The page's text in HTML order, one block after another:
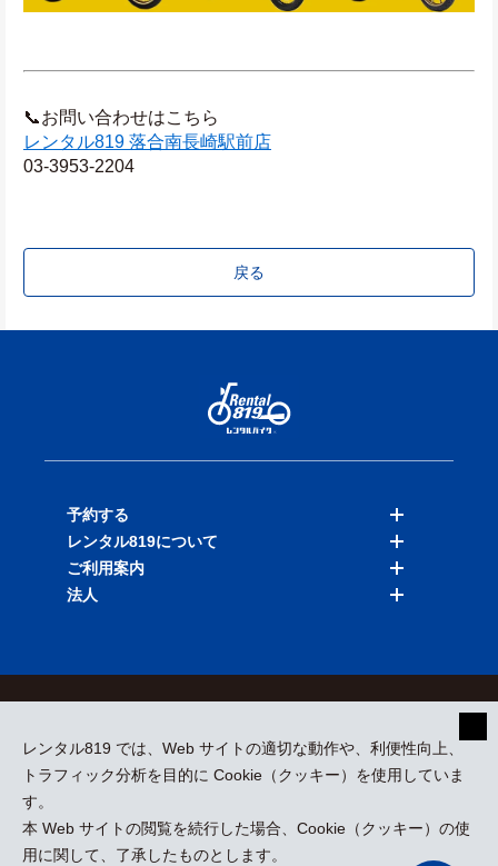
📞お問い合わせはこちら
レンタル819 落合南長崎駅前店
03-3953-2204
戻る
レンタル819 では、Web サイトの適切な動作や、利便性向上、
トラフィック分析を目的に Cookie（クッキー）を使用していま
す。
本 Web サイトの閲覧を続行した場合、Cookie（クッキー）の使
用に関して、了承したものとします。
予約する
バイクを探す
店舗を探す
レンタル819について
料金表
ご利用案内
法人
採用情報
プレスリリース
kizuki Rental Service © All Rights Reserved.